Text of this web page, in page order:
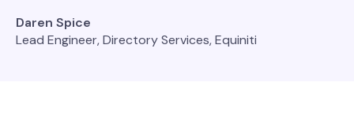
Daren Spice
Lead Engineer, Directory Services, Equiniti